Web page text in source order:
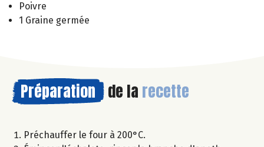
Poivre
1 Graine germée
Préparation de la recette
Préchauffer le four à 200°C.